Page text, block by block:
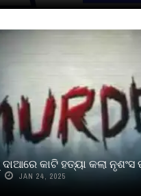
ଦାଆରେ କାଟି ହତ୍ୟା କଲା
JAN 24, 2025